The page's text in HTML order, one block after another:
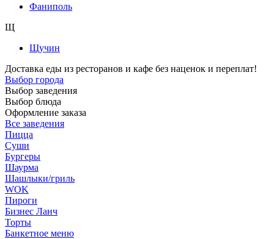
Фаниполь
Щ
Щучин
Доставка еды из ресторанов и кафе без наценок и переплат!
Выбор города
Выбор заведения
Выбор блюда
Оформление заказа
Все заведения
Пицца
Суши
Бургеры
Шаурма
Шашлыки/гриль
WOK
Пироги
Бизнес Ланч
Торты
Банкетное меню